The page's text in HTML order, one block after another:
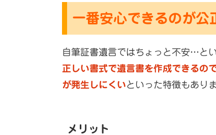
一番安心できるのが公
自筆証書遺言ではちょっと不安…と
正しい書式で遺言書を作成できるの
が発生しにくいといった特徴もありま
メリット